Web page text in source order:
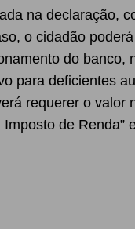
na declaração,
o cidadão
do
para deficientes
requerer o
de